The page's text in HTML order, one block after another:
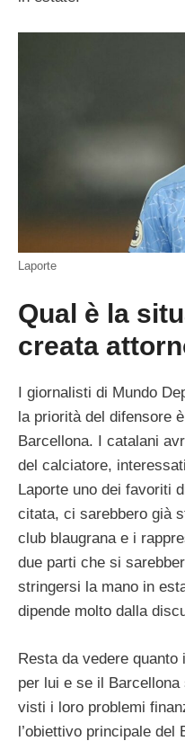
Laporte
Qual è la
creata
I giornalisti di Mundo
la priorità del difensore
Barcellona. I catalani
del calciatore,
Laporte uno dei favoriti
citata, ci sarebbero già
club blaugrana e i
due parti che si
stringersi la mano in
dipende molto dalla
Resta da vedere
per lui e se il
visti i loro problemi
l’obiettivo principale del